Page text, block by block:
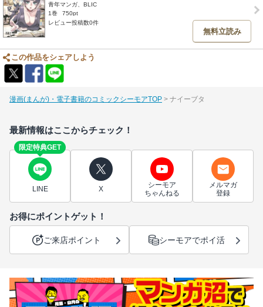
青年マンガ、BLIC
1巻
750pt
レビュー投稿数0件
無料立読み
この作品をシェアしよう
漫画(まんが)・電子書籍のコミックシーモアTOP ナイーブタ
最新情報はここからチェック！
限定特典GET
LINE X
シーモア
ちゃんねる
メルマガ
登録
お得にポイントゲット！
ご来店ポイント シーモアでポイ活